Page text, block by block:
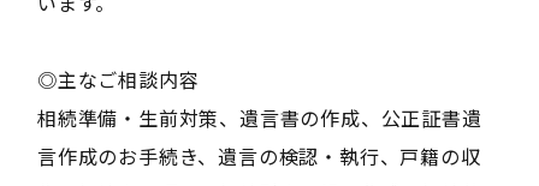
◎主なご相談内容
相続準備・生前対策、遺言書の作成、公正証書遺
言作成のお手続き、遺言の検認・執行、戸籍の収